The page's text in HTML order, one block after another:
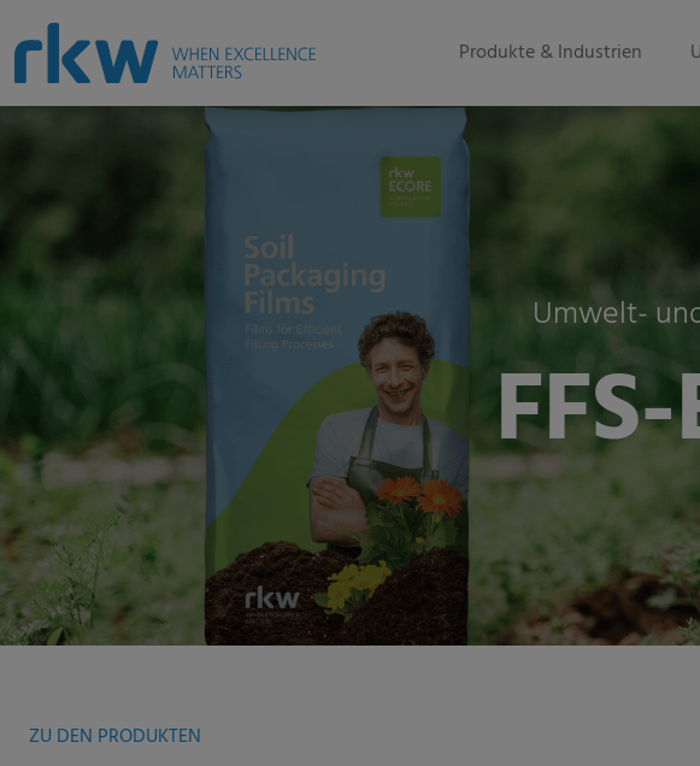
Produkte & Industrien
Umwelt-
ZU DEN PRODUKTEN